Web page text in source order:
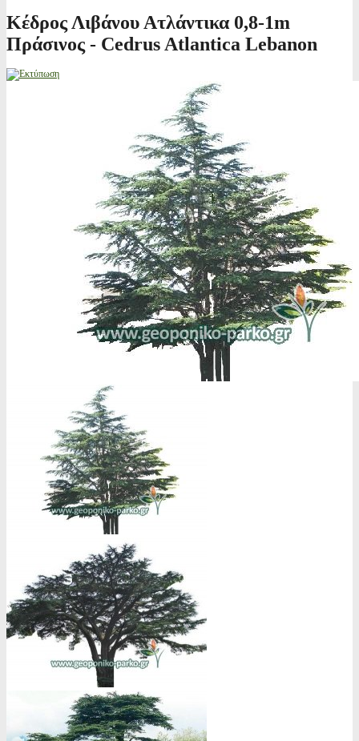
Κέδρος Λιβάνου Ατλάντικα 0,8-1m
Πράσινος - Cedrus Atlantica Lebanon